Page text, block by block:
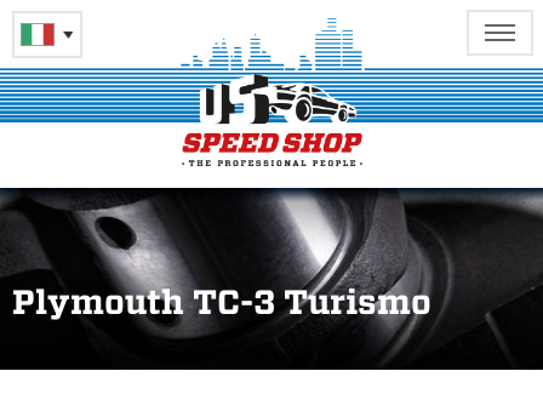
Plymouth TC-3 Turismo